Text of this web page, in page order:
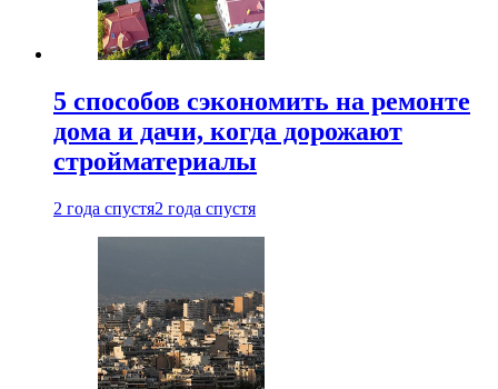
5 способов сэкономить на ремонте
дома и дачи, когда дорожают
стройматериалы
2 года спустя2 года спустя